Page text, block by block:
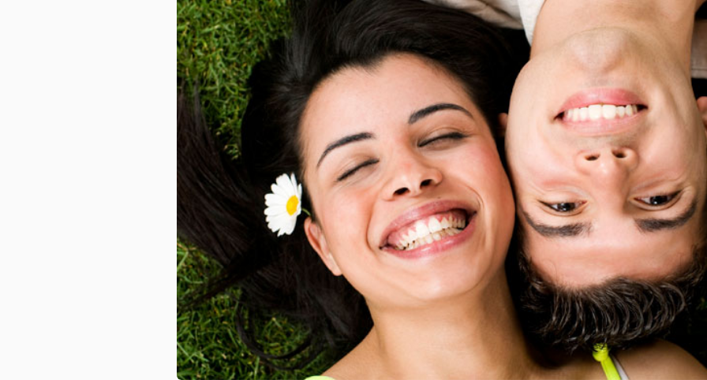
aby zamknąć